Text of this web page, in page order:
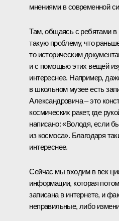
мнениями в современной
Там, общаясь с ребятами
такую проблему, что
то историческим
и с помощью этих вещей
интереснее. Например,
в школьном музее есть
Александровича ‒ это
космических ракет, где
написано: «Володя, если
из космоса». Благодаря
интереснее.
Сейчас мы входим в век
информации, которая
записана в интернете, и
неправильные, либо